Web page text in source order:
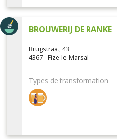
BROUWERIJ DE RANKE
Brugstraat, 43
4367 - Fize-le-Marsal
Types de transformation